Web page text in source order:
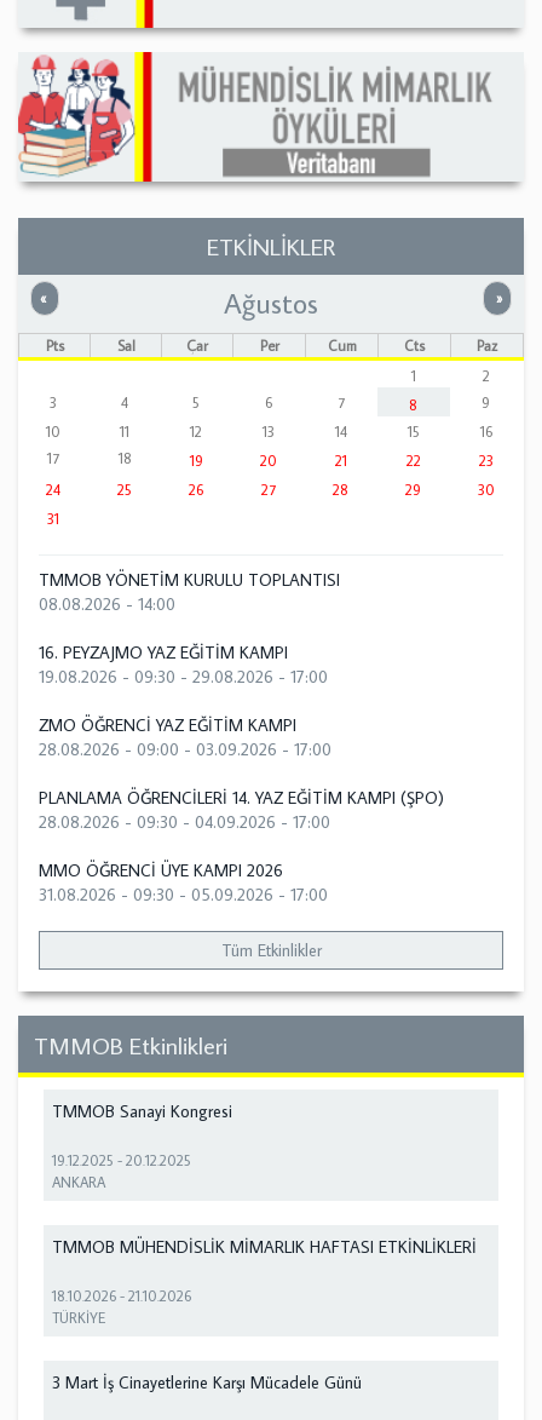
ETKİNLİKLER
« Önceki »
Ağustos
Pts Sal Çar Per Cum Cts
Paz
1
2
3
4 5 6 7 8
9
10
11 12 13 14 15
16
17
18 19 20 21 22
23
24
25 26 27 28 29
30
31
TMMOB YÖNETİM KURULU TOPLANTISI
08.08.2026 - 14:00
16. PEYZAJMO YAZ EĞİTİM KAMPI
19.08.2026 - 09:30 - 29.08.2026 - 17:00
ZMO ÖĞRENCİ YAZ EĞİTİM KAMPI
28.08.2026 - 09:00 - 03.09.2026 - 17:00
PLANLAMA ÖĞRENCİLERİ 14. YAZ EĞİTİM KAMPI (ŞPO)
28.08.2026 - 09:30 - 04.09.2026 - 17:00
MMO ÖĞRENCİ ÜYE KAMPI 2026
31.08.2026 - 09:30 - 05.09.2026 - 17:00
Tüm Etkinlikler
TMMOB Etkinlikleri
TMMOB Sanayi Kongresi
19.12.2025 -20.12.2025
ANKARA
TMMOB MÜHENDİSLİK MİMARLIK HAFTASI ETKİNLİKLERİ
18.10.2026 -21.10.2026
TÜRKİYE
3 Mart İş Cinayetlerine Karşı Mücadele Günü